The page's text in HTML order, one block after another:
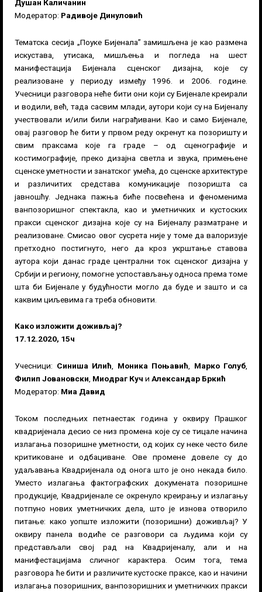
Душан Каличанин
Модератор: Радивоје Динуловић
Тематска сесија „Поуке Бијенала” замишљена је као размена
искустава, утисака, мишљења и погледа на шест
манифестација Бијенала сценског дизајна, које су
реализоване у периоду између 1996. и 2006. године.
Учесници разговора неће бити они који су Бијенале креирали
и водили, већ, тада сасвим млади, аутори који су на Бијеналу
учествовали и/или били награђивани. Као и само Бијенале,
овај разговор ће бити у првом реду окренут ка позоришту и
свим праксама које га граде – од сценографије и
костимографије, преко дизајна светла и звука, примењене
сценске уметности и занатског умећа, до сценске архитектуре
и различитих средстава комуникације позоришта са
јавношћу. Једнака пажња биће посвећена и феноменима
ванпозоришног спектакла, као и уметничких и кустоских
пракси сценског дизајна које су на Бијеналу разматране и
реализоване. Смисао овог сусрета није у томе да валоризује
претходно постигнуто, него да кроз укрштање ставова
аутора који данас граде централни ток сценског дизајна у
Србији и региону, помогне успостављању односа према томе
шта би Бијенале у будућности могло да буде и зашто и са
каквим циљевима га треба обновити.
Како изложити доживљај?
17.12.2020, 15ч
Учесници: Синиша Илић, Моника Поњавић, Марко Голуб,
Филип Јовановски, Миодраг Куч и Александар Бркић
Модератор: Миа Давид
Током последњих петнаестак година у оквиру Прашког
квадријенала десио се низ промена које су се тицале начина
излагања позоришне уметности, од којих су неке често биле
критиковане и одбациване. Ове промене довеле су до
удаљавања Квадријенала од онога што је оно некада било.
Уместо излагања фактографских докумената позоришне
продукције, Квадријенале се окренуло креирању и излагању
потпуно нових уметничких дела, што је изнова отворило
питање: како уопште изложити (позоришни) доживљај? У
оквиру панела водиће се разговори са људима који су
представљали свој рад на Квадријеналу, али и на
манифестацијама сличног карактера. Осим тога, тема
разговора ће бити и различите кустоске праксе, као и начини
излагања позоришних, ванпозоришних и уметничких пракси